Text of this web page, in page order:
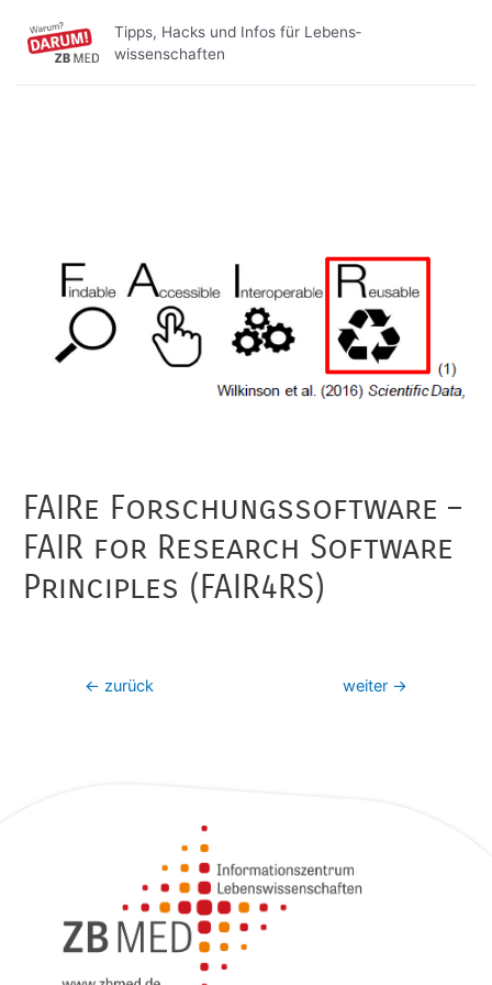
Inhalt
springen
Tipps, Hacks und Infos für Lebens­
wissenschaften
FAIRe Forschungssoftware –
FAIR for Research Software
Principles (FAIR4RS)
← zurück weiter →